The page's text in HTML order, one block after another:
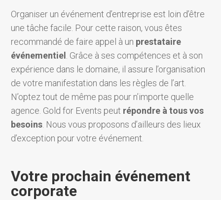
Organiser un événement d’entreprise est loin d’être
une tâche facile. Pour cette raison, vous êtes
recommandé de faire appel à un prestataire
événementiel
. Grâce à ses compétences et à son
expérience dans le domaine, il assure l’organisation
de votre manifestation dans les règles de l’art.
N’optez tout de même pas pour n’importe quelle
agence. Gold for Events peut répondre à tous vos
besoins . Nous vous proposons d’ailleurs des lieux
d’exception pour votre événement.
Votre prochain événement
corporate